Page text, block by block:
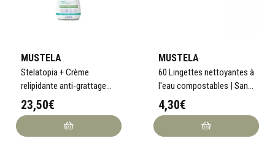
MUSTELA
Stelatopia + Crème
relipidante anti-grattage
certifiée BIO 300ml
23,50€
MUSTELA
60 Lingettes nettoyantes à
l'eau compostables | Sans
parfum
4,30€